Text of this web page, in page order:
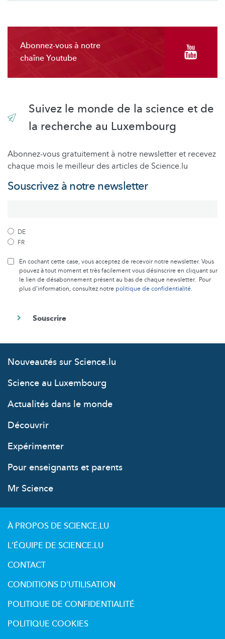
Abonnez-vous à notre
chaîne Youtube
Suivez le monde de la science et de
la recherche au Luxembourg
Abonnez-vous gratuitement à notre newsletter et recevez
chaque mois le meilleur des articles de Science.lu
Souscrivez à notre newsletter
DE
FR
En cochant cette case, vous acceptez de recevoir notre newsletter. Vous
pouvez à tout moment et très facilement vous désinscrire en cliquant sur
le lien de désabonnement présent au bas de chaque newsletter. Pour
plus d’information, consultez notre politique de confidentialité.
Nouveautés sur Science.lu
Science au Luxembourg
Actualités dans le monde
Découvrir
Expérimenter
Pour enseignants et parents
Mr Science
À PROPOS DE SCIENCE.LU
L'ÉQUIPE DE SCIENCE.LU
CONTACT
CONDITIONS D'UTILISATION
POLITIQUE DE CONFIDENTIALITÉ
POLITIQUE COOKIES